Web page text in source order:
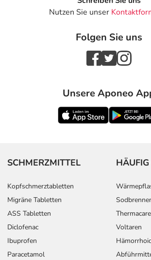
Nutzen Sie unser
Folgen Sie uns
Unsere Aponeo
SCHMERZMITTEL
Kopfschmerztabletten
Migräne Tabletten
ASS Tabletten
Diclofenac
Ibuprofen
Paracetamol
Thermacare
Voltaren